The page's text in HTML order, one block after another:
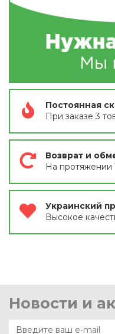
Постоянная
При заказе 3
Возврат и
На протяжении
Украинский
Высокое
Новости и